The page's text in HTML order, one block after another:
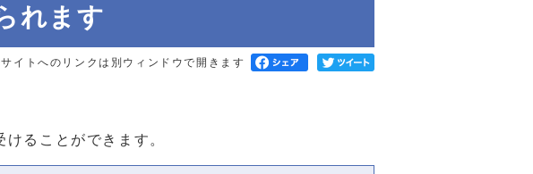
れます
イトへのリンクは別ウィンドウで開きます
ることができます。